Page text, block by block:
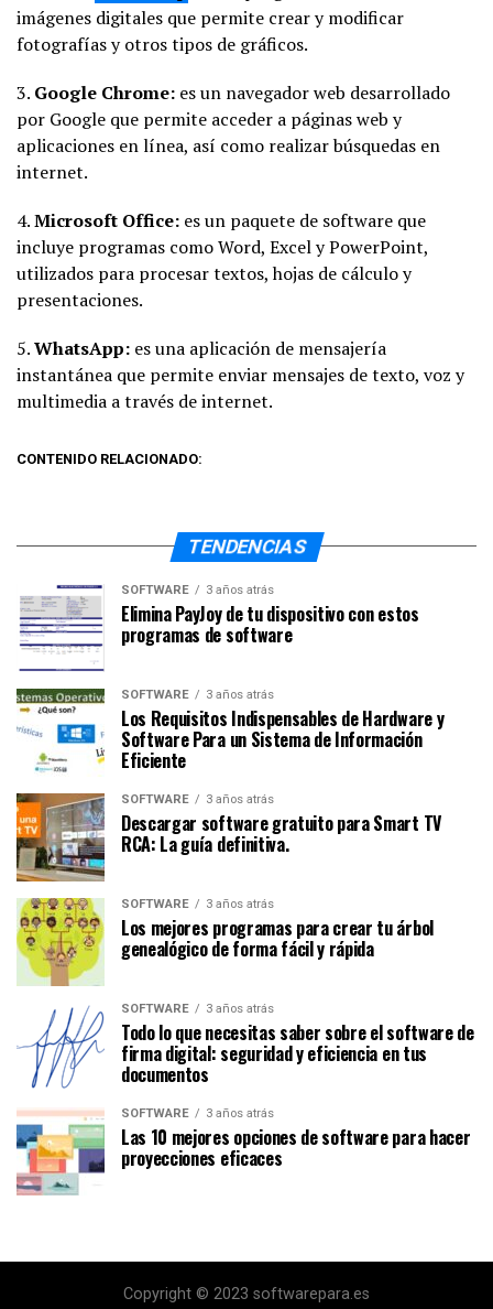
imágenes digitales que permite crear y modificar
fotografías y otros tipos de gráficos.
3. Google Chrome: es un navegador web desarrollado
por Google que permite acceder a páginas web y
aplicaciones en línea, así como realizar búsquedas en
internet.
4.Microsoft Office: es un paquete de software que
incluye programas como Word, Excel y PowerPoint,
utilizados para procesar textos, hojas de cálculo y
presentaciones.
5.WhatsApp: es una aplicación de mensajería
instantánea que permite enviar mensajes de texto, voz y
multimedia a través de internet.
CONTENIDO RELACIONADO:
TENDENCIAS
SOFTWARE 3 años atrás
Elimina PayJoy de tu dispositivo con estos
programas de software
SOFTWARE 3 años atrás
Los Requisitos Indispensables de Hardware y
Software Para un Sistema de Información
Eficiente
SOFTWARE 3 años atrás
Descargar software gratuito para Smart TV
RCA: La guía definitiva.
SOFTWARE 3 años atrás
Los mejores programas para crear tu árbol
genealógico de forma fácil y rápida
SOFTWARE 3 años atrás
Todo lo que necesitas saber sobre el software de
firma digital: seguridad y eficiencia en tus
documentos
SOFTWARE 3 años atrás
Las 10 mejores opciones de software para hacer
proyecciones eficaces
Copyright © 2023 softwarepara.es